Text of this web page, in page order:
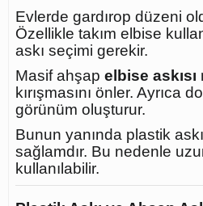
Evlerde gardırop düzeni
Özellikle takım elbise
askı seçimi gerekir.
Masif ahşap elbise askısı
kırışmasını önler. Ayrıca
görünüm oluşturur.
Bunun yanında plastik
sağlamdır. Bu nedenle
kullanılabilir.